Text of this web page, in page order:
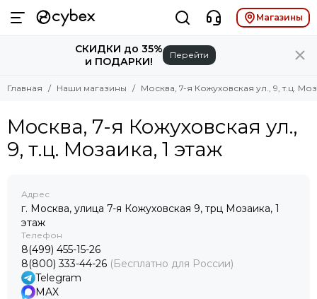
Магазины
СКИДКИ до 35%
и ПОДАРКИ!
Перейти
Главная Наши магазины Москва, 7-я Кожуховская ул., 9, т.ц.
Москва, 7-я Кожуховская ул.,
9, т.ц. Мозаика, 1 этаж
Адрес
г. Москва, улица 7-я Кожуховская 9, трц Мозаика, 1
этаж
Телефон
8(499) 455-15-26
8(800) 333-44-26 (Бесплатно для России)
Telegram
MAX